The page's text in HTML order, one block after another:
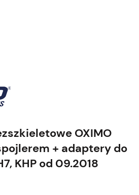
OXIMO
+ adaptery do
KHP od 09.2018